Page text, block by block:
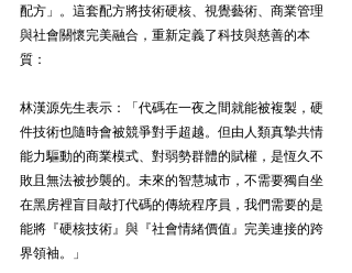
配方」。這套配方將技術硬核、視覺藝術、商業管理
與社會關懷完美融合，重新定義了科技與慈善的本
質：
林漢源先生表示：「代碼在一夜之間就能被複製，硬
件技術也隨時會被競爭對手超越。但由人類真摯共情
能力驅動的商業模式、對弱勢群體的賦權，是恆久不
敗且無法被抄襲的。未來的智慧城市，不需要獨自坐
在黑房裡盲目敲打代碼的傳統程序員，我們需要的是
能將『硬核技術』與『社會情緒價值』完美連接的跨
界領袖。」